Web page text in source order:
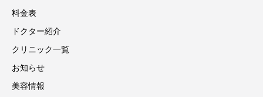
料金表
ドクター紹介
クリニック一覧
お知らせ
美容情報